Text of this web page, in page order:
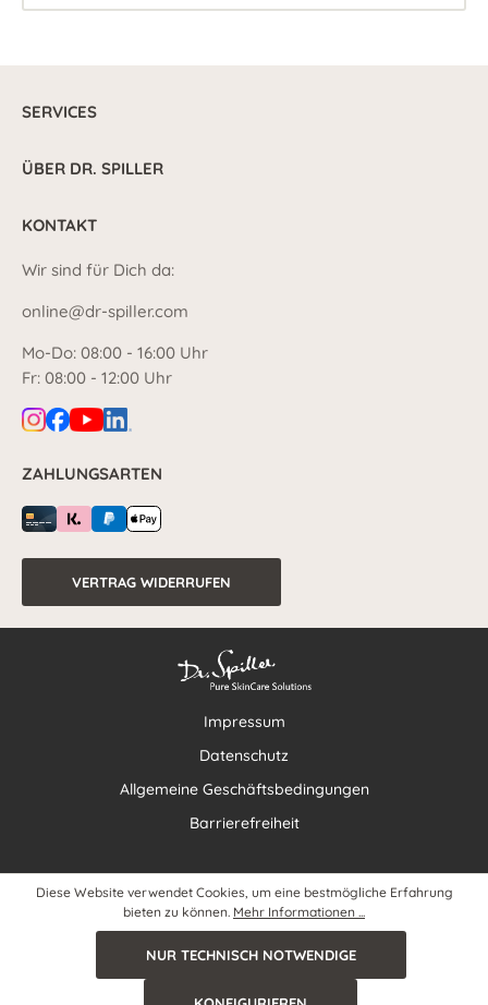
SERVICES
ÜBER DR. SPILLER
KONTAKT
Wir sind für Dich da:
online@dr-spiller.com
Mo-Do: 08:00 - 16:00 Uhr
Fr: 08:00 - 12:00 Uhr
ZAHLUNGSARTEN
VERTRAG WIDERRUFEN
Impressum
Datenschutz
Allgemeine Geschäftsbedingungen
Barrierefreiheit
Diese Website verwendet Cookies, um eine bestmögliche Erfahrung
bieten zu können. Mehr Informationen ...
NUR TECHNISCH NOTWENDIGE